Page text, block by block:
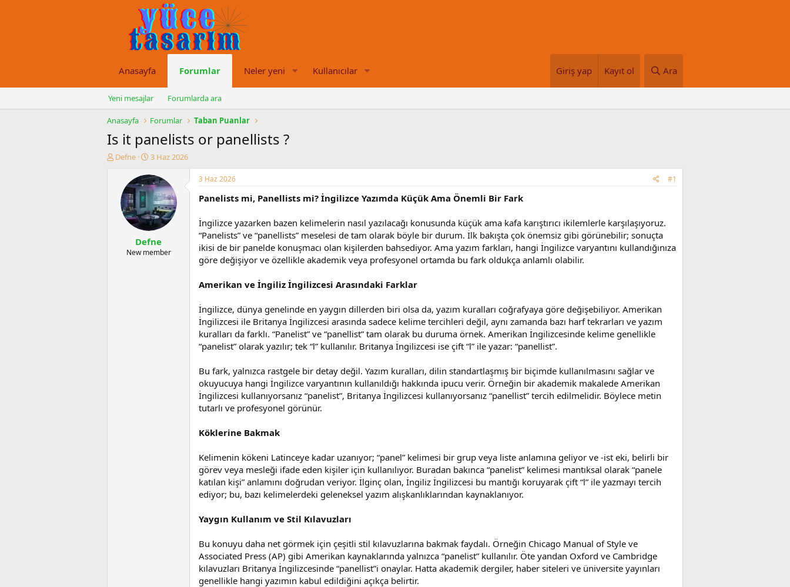
Anasayfa Forumlar Neler yeni Kullanıcılar Giriş yap Kayıt ol Ara
Yeni mesajlar Forumlarda ara
Anasayfa Forumlar Taban Puanlar
Is it panelists or panellists ?
K
Defne
B
ş
l
a
n
g
ı
ç
t
3 Haz 2026
Defne
New member
3 Haz 2026 #1
Panelists mi, Panellists mi? İngilizce Yazımda Küçük Ama Önemli Bir Fark
İngilizce yazarken bazen kelimelerin nasıl yazılacağı konusunda küçük ama kafa karıştırıcı ikilemlerle karşılaşıyoruz.
“Panelists” ve “panellists” meselesi de tam olarak böyle bir durum. İlk bakışta çok önemsiz gibi görünebilir; sonuçta
ikisi de bir panelde konuşmacı olan kişilerden bahsediyor. Ama yazım farkları, hangi İngilizce varyantını kullandığınıza
göre değişiyor ve özellikle akademik veya profesyonel ortamda bu fark oldukça anlamlı olabilir.
Amerikan ve İngiliz İngilizcesi Arasındaki Farklar
İngilizce, dünya genelinde en yaygın dillerden biri olsa da, yazım kuralları coğrafyaya göre değişebiliyor. Amerikan
İngilizcesi ile Britanya İngilizcesi arasında sadece kelime tercihleri değil, aynı zamanda bazı harf tekrarları ve yazım
kuralları da farklı. “Panelist” ve “panellist” tam olarak bu duruma örnek. Amerikan İngilizcesinde kelime genellikle
“panelist” olarak yazılır; tek “l” kullanılır. Britanya İngilizcesi ise çift “l” ile yazar: “panellist”.
Bu fark, yalnızca rastgele bir detay değil. Yazım kuralları, dilin standartlaşmış bir biçimde kullanılmasını sağlar ve
okuyucuya hangi İngilizce varyantının kullanıldığı hakkında ipucu verir. Örneğin bir akademik makalede Amerikan
İngilizcesi kullanıyorsanız “panelist”, Britanya İngilizcesi kullanıyorsanız “panellist” tercih edilmelidir. Böylece metin
tutarlı ve profesyonel görünür.
Köklerine Bakmak
Kelimenin kökeni Latinceye kadar uzanıyor; “panel” kelimesi bir grup veya liste anlamına geliyor ve -ist eki, belirli bir
görev veya mesleği ifade eden kişiler için kullanılıyor. Buradan bakınca “panelist” kelimesi mantıksal olarak “panele
katılan kişi” anlamını doğrudan veriyor. İlginç olan, İngiliz İngilizcesi bu mantığı koruyarak çift “l” ile yazmayı tercih
ediyor; bu, bazı kelimelerdeki geleneksel yazım alışkanlıklarından kaynaklanıyor.
Yaygın Kullanım ve Stil Kılavuzları
Bu konuyu daha net görmek için çeşitli stil kılavuzlarına bakmak faydalı. Örneğin Chicago Manual of Style ve
Associated Press (AP) gibi Amerikan kaynaklarında yalnızca “panelist” kullanılır. Öte yandan Oxford ve Cambridge
kılavuzları Britanya İngilizcesinde “panellist”i onaylar. Hatta akademik dergiler, haber siteleri ve üniversite yayınları
genellikle hangi yazımın kabul edildiğini açıkça belirtir.